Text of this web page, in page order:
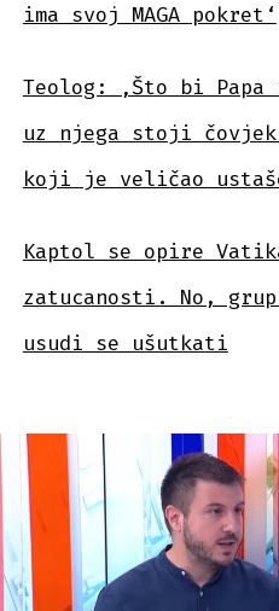
ima svoj MAGA pokret‘
Teolog: ‚Što bi Papa
uz njega stoji
koji je veličao
Kaptol se opire
zatucanosti. No,
usudi se ušutkati